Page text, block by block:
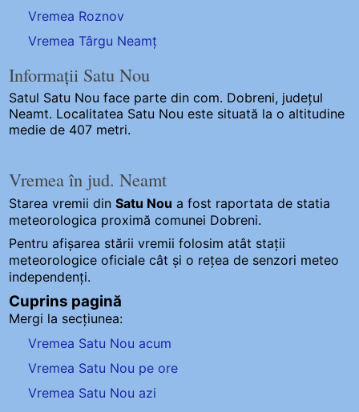
Vremea Roznov
Vremea Târgu Neamț
Informații Satu Nou
Satul Satu Nou face parte din com. Dobreni, județul
Neamt. Localitatea Satu Nou este situată la o altitudine
medie de 407 metri.
Vremea în jud. Neamt
Starea vremii dinSatu Nou a fost raportata de statia
meteorologica proximă comunei Dobreni.
Pentru afișarea stării vremii folosim atât stații
meteorologice oficiale cât și o rețea de senzori meteo
independenți.
Cuprins pagină
Mergi la secțiunea:
Vremea Satu Nou acum
Vremea Satu Nou pe ore
Vremea Satu Nou azi